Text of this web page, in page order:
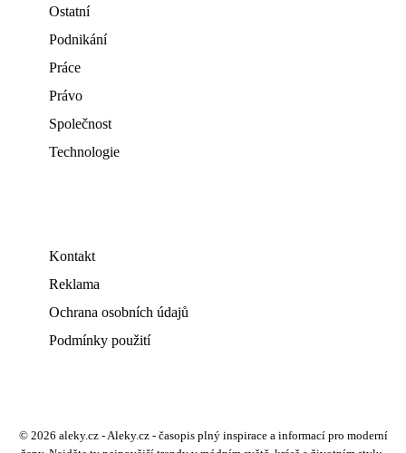
Ostatní
Podnikání
Práce
Právo
Společnost
Technologie
Kontakt
Reklama
Ochrana osobních údajů
Podmínky použití
© 2026 aleky.cz - Aleky.cz - časopis plný inspirace a informací pro moderní